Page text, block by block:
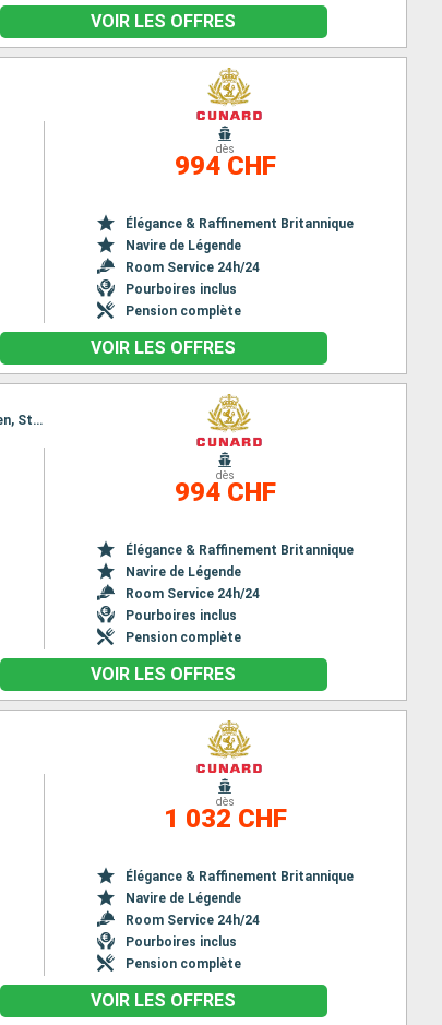
VOIR LES OFFRES
dès
994 CHF
Élégance & Raffinement Britannique
Navire de Légende
Room Service 24h/24
Pourboires inclus
Pension complète
VOIR LES OFFRES
Itinéraire : Southampton, Haugesund, Olden, Innvikfjorden, Nordfjord, Sognefjord, Skjolden, Lustrafjorden, Stavanger, Southampton
dès
994 CHF
Élégance & Raffinement Britannique
Navire de Légende
Room Service 24h/24
Pourboires inclus
Pension complète
VOIR LES OFFRES
dès
1 032 CHF
Élégance & Raffinement Britannique
Navire de Légende
Room Service 24h/24
Pourboires inclus
Pension complète
VOIR LES OFFRES